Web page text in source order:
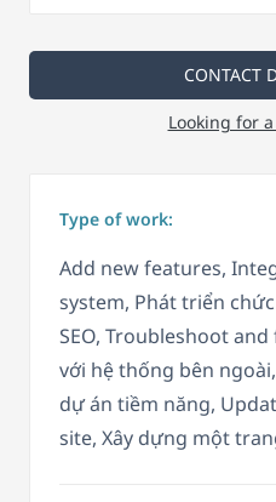
CONTACT
Looking for
Type of work:
Add new features,
system, Phát triển
SEO, Troubleshoot
với hệ thống bên
dự án tiềm năng,
site, Xây dựng một